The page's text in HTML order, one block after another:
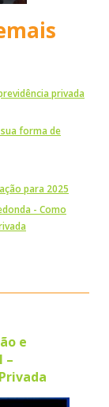
privada
forma de
para 2025
- Como
e
–